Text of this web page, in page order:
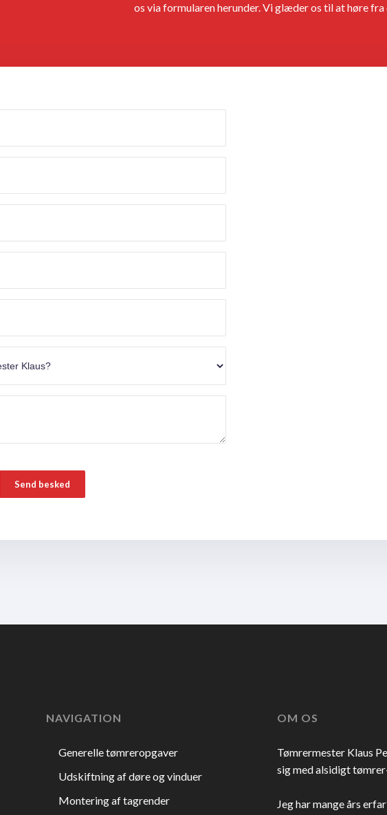
os via formularen herunder. Vi glæder os til at høre fra
NAVIGATION​
Generelle tømreropgaver
Udskiftning af døre og vinduer
Montering af tagrender
​OM OS
Tømrermester Klaus
sig med alsidigt
Jeg har mange års